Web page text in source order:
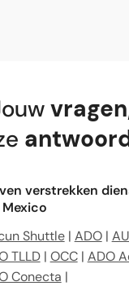
vragen
verstrekken
Shuttle| ADO|
TLLD| OCC| ADO
Conecta |